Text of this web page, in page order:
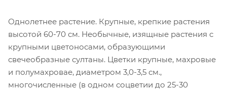
Однолетнее растение. Крупные, крепкие растения
высотой 60-70 см. Необычные, изящные растения с
крупными цветоносами, образующими
свечеобразные султаны. Цветки крупные, махровые
и полумахровае, диаметром 3,0-3,5 см.,
многочисленные (в одном соцветии до 25-30